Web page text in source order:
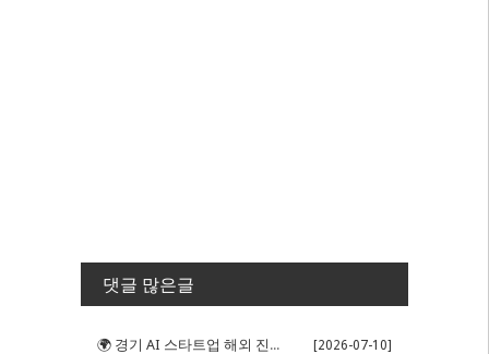
댓글 많은글
🌍 경기 AI 스타트업 해외 진출 판... [2026-07-10]